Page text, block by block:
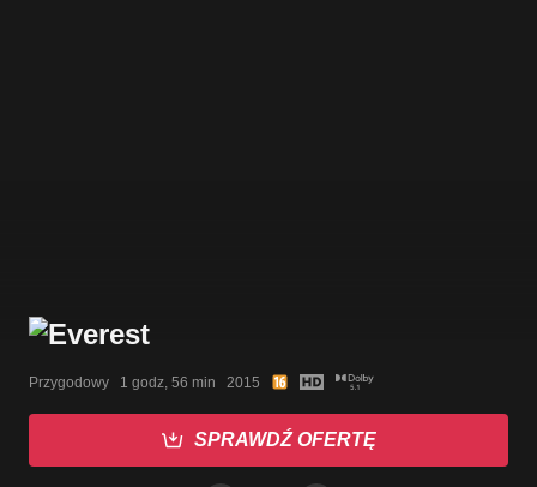
Przygodowy   1 godz, 56 min   2015
SPRAWDŹ OFERTĘ